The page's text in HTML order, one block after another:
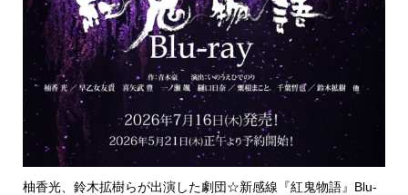
柚香光、鈴木拡樹らが出演した劇団☆新感線『紅鬼物語』Blu-